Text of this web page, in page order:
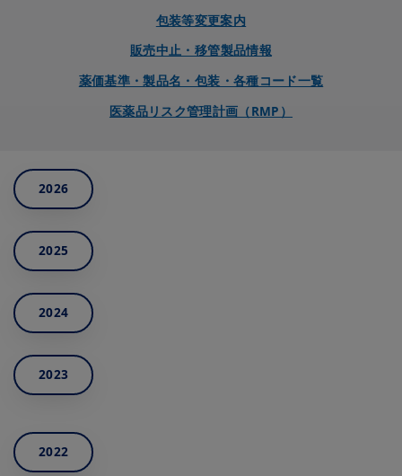
包装等変更案内
販売中止・移管製品情報
薬価基準・製品名・包装・各種コード一覧
医薬品リスク管理計画（RMP）
2026
2025
2024
2023
2022